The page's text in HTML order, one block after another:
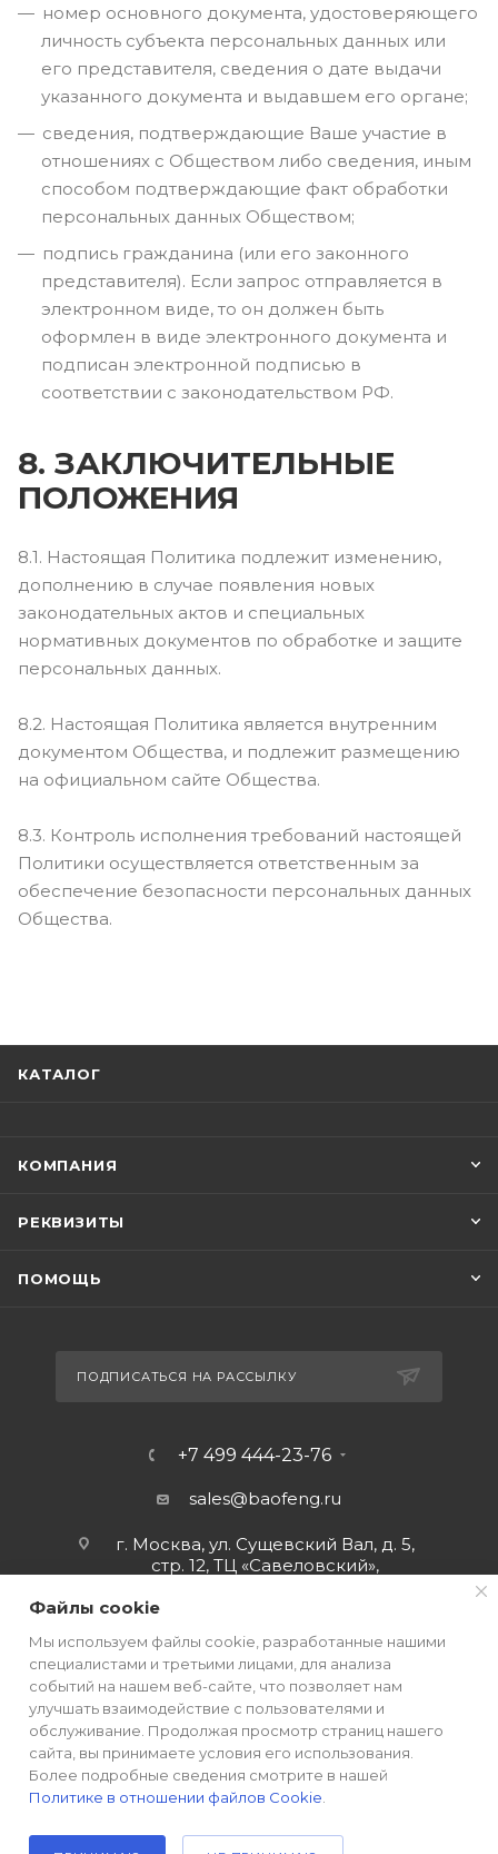
номер основного документа, удостоверяющего
личность субъекта персональных данных или
его представителя, сведения о дате выдачи
указанного документа и выдавшем его органе;
сведения, подтверждающие Ваше участие в
отношениях с Обществом либо сведения, иным
способом подтверждающие факт обработки
персональных данных Обществом;
подпись гражданина (или его законного
представителя). Если запрос отправляется в
электронном виде, то он должен быть
оформлен в виде электронного документа и
подписан электронной подписью в
соответствии с законодательством РФ.
8. ЗАКЛЮЧИТЕЛЬНЫЕ
ПОЛОЖЕНИЯ
8.1. Настоящая Политика подлежит изменению,
дополнению в случае появления новых
законодательных актов и специальных
нормативных документов по обработке и защите
персональных данных.
8.2. Настоящая Политика является внутренним
документом Общества, и подлежит размещению
на официальном сайте Общества.
8.3. Контроль исполнения требований настоящей
Политики осуществляется ответственным за
обеспечение безопасности персональных данных
Общества.
КАТАЛОГ
КОМПАНИЯ
РЕКВИЗИТЫ
ПОМОЩЬ
ПОДПИСАТЬСЯ НА РАССЫЛКУ
+7 499 444-23-76
sales@baofeng.ru
г. Москва, ул. Сущевский Вал, д. 5,
стр. 12, ТЦ «Савеловский»,
Файлы cookie
Мы используем файлы cookie, разработанные нашими
специалистами и третьими лицами, для анализа
событий на нашем веб-сайте, что позволяет нам
улучшать взаимодействие с пользователями и
обслуживание. Продолжая просмотр страниц нашего
сайта, вы принимаете условия его использования.
Более подробные сведения смотрите в нашей
Политике в отношении файлов Cookie